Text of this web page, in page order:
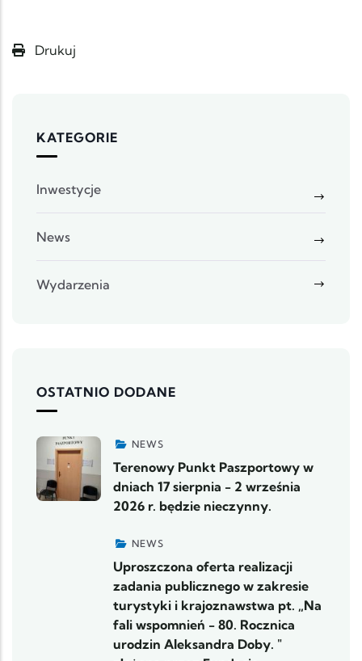
Drukuj
KATEGORIE
Inwestycje
News
Wydarzenia
OSTATNIO DODANE
NEWS
Terenowy Punkt Paszportowy w
dniach 17 sierpnia - 2 września
2026 r. będzie nieczynny.
NEWS
Uproszczona oferta realizacji
zadania publicznego w zakresie
turystyki i krajoznawstwa pt. „Na
fali wspomnień - 80. Rocznica
urodzin Aleksandra Doby. "